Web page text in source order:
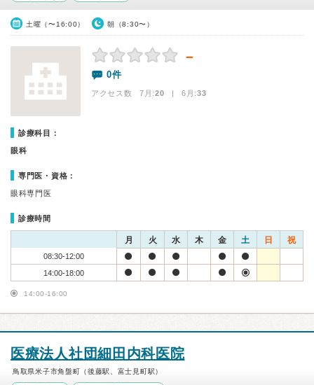
土曜（〜16:00） 朝（8:30〜）
－
0件
アクセス数 7月:20 | 6月:33
診療科目：
眼科
専門医・資格：
眼科専門医
診療時間
月 火 水 木 金 土 日 祝
08:30-12:00
14:00-18:00
14:00-16:00
医療法人社団細田内科医院
鳥取県米子市角盤町（後藤駅、富士見町駅）